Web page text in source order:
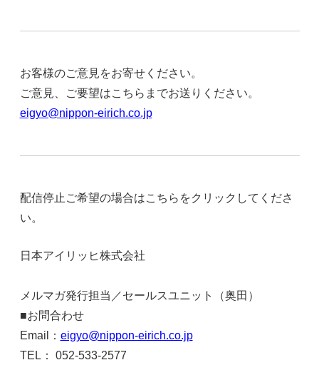
お客様のご意見をお寄せください。
ご意見、ご要望はこちらまでお送りください。
eigyo@nippon-eirich.co.jp
配信停止ご希望の場合はこちらをクリックしてくださ
い。
日本アイリッヒ株式会社
メルマガ発行担当／セールスユニット（奥田）
■お問合わせ
Email： eigyo@nippon-eirich.co.jp
TEL： 052-533-2577